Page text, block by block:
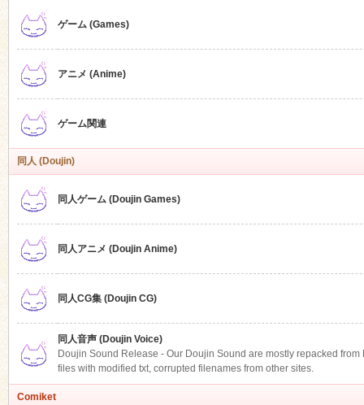
ゲーム (Games)
アニメ (Anime)
ゲーム関連
同人 (Doujin)
同人ゲーム (Doujin Games)
同人アニメ (Doujin Anime)
同人CG集 (Doujin CG)
同人音声 (Doujin Voice)
Doujin Sound Release - Our Doujin Sound are mostly repacked
files with modified txt, corrupted filenames from other sites.
Comiket